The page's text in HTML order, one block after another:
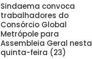
Sindaema convoca
trabalhadores do
Consórcio Global
Metrópole para
Assembleia Geral nesta
quinta-feira (23)